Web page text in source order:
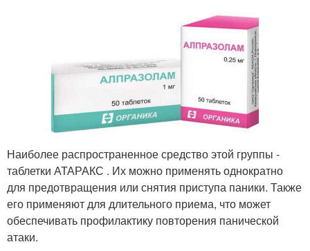
Наиболее распространенное средство этой группы -
таблетки АТАРАКС . Их можно применять однократно
для предотвращения или снятия приступа паники. Также
его применяют для длительного приема, что может
обеспечивать профилактику повторения панической
атаки.